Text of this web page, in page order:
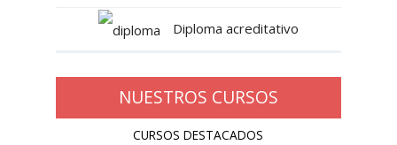
Diploma acreditativo
NUESTROS CURSOS
CURSOS DESTACADOS